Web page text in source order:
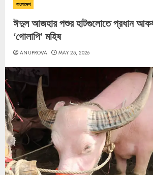
বাংলাদেশ
ঈদুল আজহার পশুর হাটগুলোতে প্রধান
‘গোলাপি’ মহিষ
ANUPROVA MAY 25, 2026